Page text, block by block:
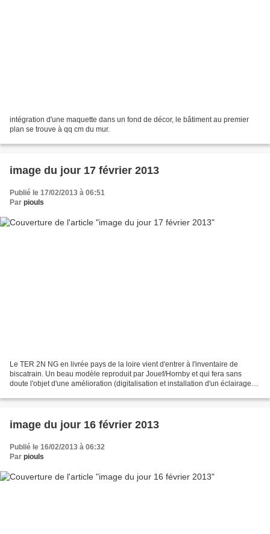
intégration d'une maquette dans un fond de décor, le bâtiment au premier
plan se trouve à qq cm du mur.
image du jour 17 février 2013
Publié le 17/02/2013 à 06:51
Par piouls
Le TER 2N NG en livrée pays de la loire vient d'entrer à l'inventaire de
biscatrain. Un beau modèle reproduit par Jouef/Hornby et qui fera sans
doute l'objet d'une amélioration (digitalisation et installation d'un éclairage
image du jour 16 février 2013
Publié le 16/02/2013 à 06:32
Par piouls